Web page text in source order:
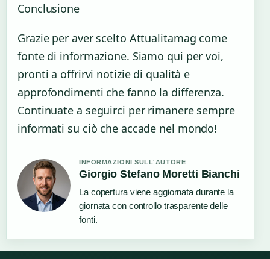
Conclusione
Grazie per aver scelto Attualitamag come
fonte di informazione. Siamo qui per voi,
pronti a offrirvi notizie di qualità e
approfondimenti che fanno la differenza.
Continuate a seguirci per rimanere sempre
informati su ciò che accade nel mondo!
INFORMAZIONI SULL'AUTORE
Giorgio Stefano Moretti Bianchi
La copertura viene aggiornata durante la
giornata con controllo trasparente delle
fonti.